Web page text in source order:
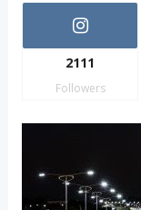
2111
Followers